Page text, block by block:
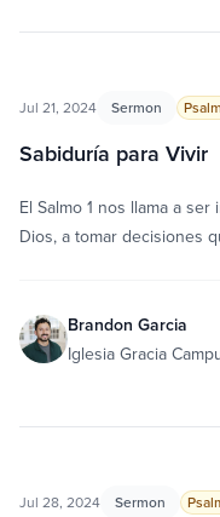
Jul 21, 2024 Sermon
Sabiduría para Vivir
El Salmo 1 nos llama a
Dios, a tomar decisiones
Brandon Garcia
Iglesia Gracia
Jul 28, 2024 Sermon